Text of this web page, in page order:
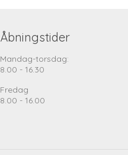
Åbningstider
Mandag-torsdag:
8.00 - 16.30
Fredag
8.00 - 16.00